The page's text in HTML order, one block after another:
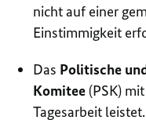
nicht auf einer
Einstimmigkeit
Das Politische
Komitee (PSK)
Tagesarbeit